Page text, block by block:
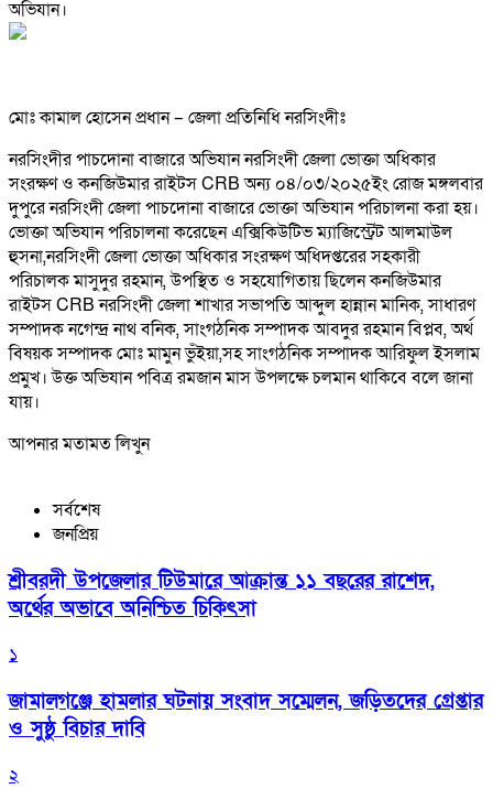
মোঃ কামাল হোসেন প্রধান – জেলা প্রতিনিধি নরসিংদীঃ
নরসিংদীর পাচদোনা বাজারে অভিযান নরসিংদী জেলা ভোক্তা অধিকার
সংরক্ষণ ও কনজিউমার রাইটস CRB অন্য ০৪/০৩/২০২৫ইং রোজ মঙ্গলবার
দুপুরে নরসিংদী জেলা পাচদোনা বাজারে ভোক্তা অভিযান পরিচালনা করা হয়।
ভোক্তা অভিযান পরিচালনা করেছেন এক্সিকিউটিভ ম্যাজিস্ট্রেট আলমাউল
হুসনা,নরসিংদী জেলা ভোক্তা অধিকার সংরক্ষণ অধিদপ্তরের সহকারী
পরিচালক মাসুদুর রহমান, উপস্থিত ও সহযোগিতায় ছিলেন কনজিউমার
রাইটস CRB নরসিংদী জেলা শাখার সভাপতি আব্দুল হান্নান মানিক, সাধারণ
সম্পাদক নগেন্দ্র নাথ বনিক, সাংগঠনিক সম্পাদক আবদুর রহমান বিপ্লব, অর্থ
বিষয়ক সম্পাদক মোঃ মামুন ভুঁইয়া,সহ সাংগঠনিক সম্পাদক আরিফুল ইসলাম
প্রমুখ। উক্ত অভিযান পবিত্র রমজান মাস উপলক্ষে চলমান থাকিবে বলে জানা
যায়।
আপনার মতামত লিখুন
সর্বশেষ
জনপ্রিয়
শ্রীবরদী উপজেলার টিউমারে আক্রান্ত ১১ বছরের রাশেদ,
অর্থের অভাবে অনিশ্চিত চিকিৎসা
১
জামালগঞ্জে হামলার ঘটনায় সংবাদ সম্মেলন, জড়িতদের গ্রেপ্তার
ও সুষ্ঠু বিচার দাবি
২